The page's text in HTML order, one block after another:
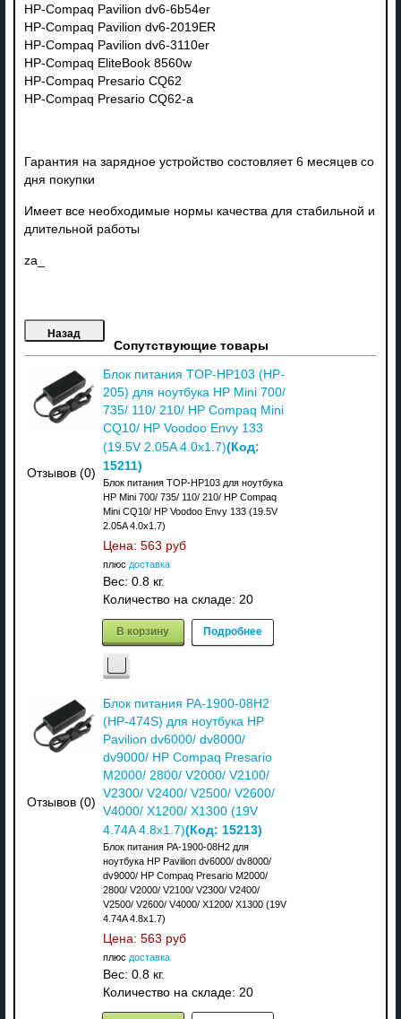
HP-Compaq Pavilion dv6-6b54er
HP-Compaq Pavilion dv6-2019ER
HP-Compaq Pavilion dv6-3110er
HP-Compaq EliteBook 8560w
HP-Compaq Presario CQ62
HP-Compaq Presario CQ62-a
Гарантия на зарядное устройство состовляет 6 месяцев со
дня покупки
Имеет все необходимые нормы качества для стабильной и
длительной работы
za_
Сопутствующие товары
Отзывов (0)
Блок питания TOP-HP103 (HP-
205) для ноутбука HP Mini 700/
735/ 110/ 210/ HP Compaq Mini
CQ10/ HP Voodoo Envy 133
(19.5V 2.05A 4.0x1.7)(Код:
15211)
Блок питания TOP-HP103 для ноутбука
HP Mini 700/ 735/ 110/ 210/ HP Compaq
Mini CQ10/ HP Voodoo Envy 133 (19.5V
2.05A 4.0x1.7)
Цена: 563 руб
плюс доставка
Вес: 0.8 кг.
Количество на складе: 20
В корзину Подробнее
Отзывов (0)
Блок питания PA-1900-08H2
(HP-474S) для ноутбука HP
Pavilion dv6000/ dv8000/
dv9000/ HP Compaq Presario
M2000/ 2800/ V2000/ V2100/
V2300/ V2400/ V2500/ V2600/
V4000/ X1200/ X1300 (19V
4.74A 4.8x1.7)(Код: 15213)
Блок питания PA-1900-08H2 для
ноутбука HP Pavilion dv6000/ dv8000/
dv9000/ HP Compaq Presario M2000/
2800/ V2000/ V2100/ V2300/ V2400/
V2500/ V2600/ V4000/ X1200/ X1300 (19V
4.74A 4.8x1.7)
Цена: 563 руб
плюс доставка
Вес: 0.8 кг.
Количество на складе: 20